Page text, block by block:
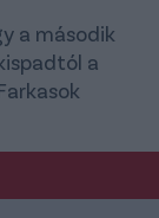
a második
a